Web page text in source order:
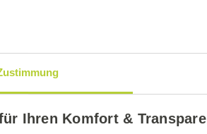
Ihren Komfort &
7